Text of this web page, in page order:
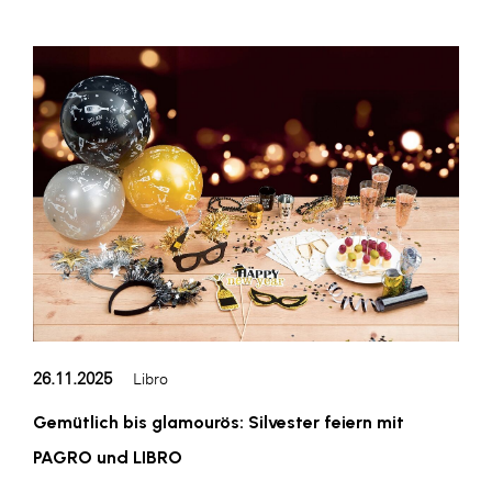
WK UBIT
Zühlke
Media
26.11.2025 Libro
Gemütlich bis glamourös: Silvester feiern mit
PAGRO und LIBRO